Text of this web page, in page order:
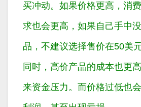
买冲动。如果价格更高，消
求也会更高，如果自己手中
品，不建议选择售价在50美
同时，高价产品的成本也更
来资金压力。而价格过低也